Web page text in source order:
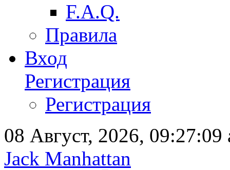
F.A.Q.
Правила
Вход
Регистрация
Регистрация
08 Август, 2026, 09:27:09
Jack Manhattan